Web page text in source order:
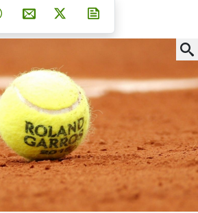
Teilen auf Facebook
Teilen auf Whatsapp
Teilen auf Telegram
Teilen auf Pinterest
Per E-Mail teilen
Post auf X